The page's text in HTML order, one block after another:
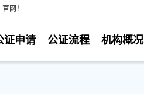
网！
机构概况
公证流程
证申请